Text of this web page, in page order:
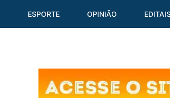
ESPORTE OPINIÃO